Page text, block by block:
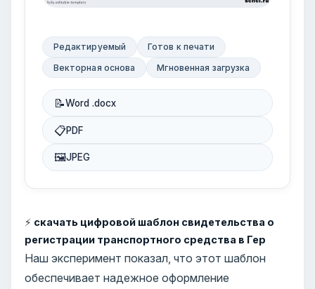
Редактируемый
Готов к печати
Векторная основа
Мгновенная загрузка
📝Word .docx
📋PDF
🖼JPEG
⚡ скачать цифровой шаблон свидетельства о
регистрации транспортного средства в Гер
Наш эксперимент показал, что этот шаблон
обеспечивает надежное оформление